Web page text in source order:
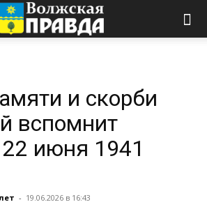
и скорби
вспомнит
июня 1941
- 19.06.2026 в 16:43